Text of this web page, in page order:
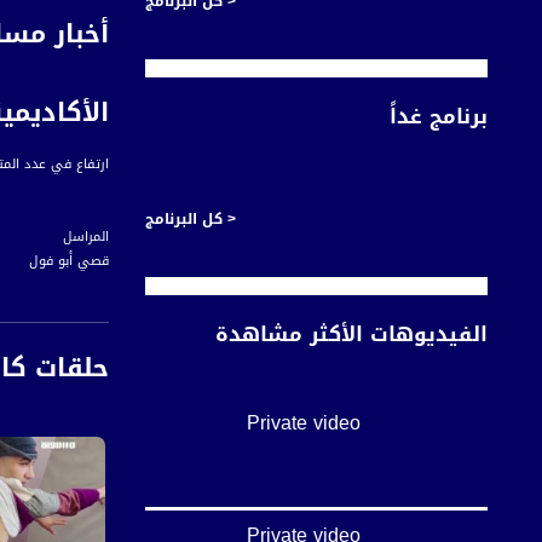
أخبار
ارتفاع في عدد
المراسل
قصي أبو فول
ومع المعطيات
اذا يبدو أن
في مأسسة تطور
حلقات
برنامج غداً
< كل البرنامج
الفيديوهات الأكثر مشاهدة
Private video